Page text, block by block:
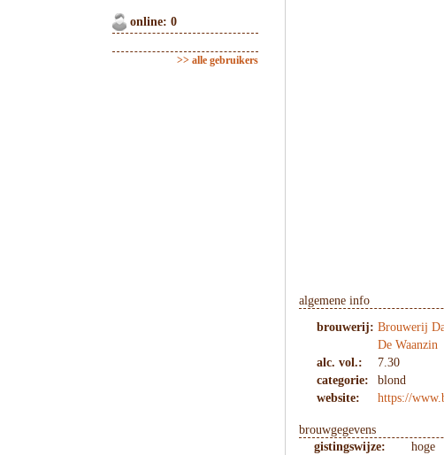
online: 0
>> alle gebruikers
algemene info
brouwerij: Brouwerij
De Waanzin
alc. vol.:
7.30
categorie:
blond
website:
https://
brouwgegevens
gistingswijze:
hoge